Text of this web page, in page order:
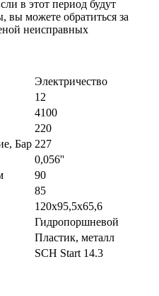
в этот период будут
вы можете обратиться за
неисправных
Электричество
12
4100
220
Бар 227
0,056''
90
85
120x95,5x65,6
Гидропоршневой
Пластик, металл
SCH Start 14.3